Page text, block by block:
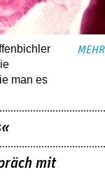
man es
MEHR
mit